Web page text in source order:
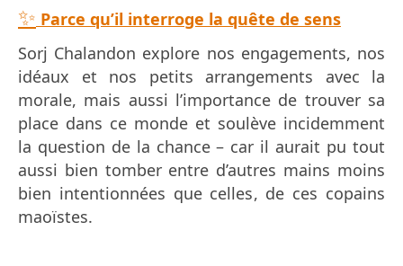
✨ Parce qu’il interroge la quête de sens
Sorj Chalandon explore nos engagements, nos
idéaux et nos petits arrangements avec la
morale, mais aussi l’importance de trouver sa
place dans ce monde et soulève incidemment
la question de la chance – car il aurait pu tout
aussi bien tomber entre d’autres mains moins
bien intentionnées que celles, de ces copains
maoïstes.